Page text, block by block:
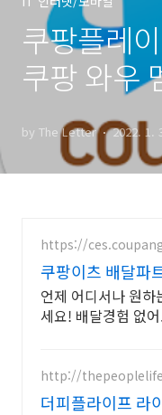
쿠팡플레
쿠팡 와우
by The Letter 2022. 1.
https://
쿠팡이츠 배달파
언제 어디서나 원하
세요! 배달경험 없
http://
더피플라이프 라